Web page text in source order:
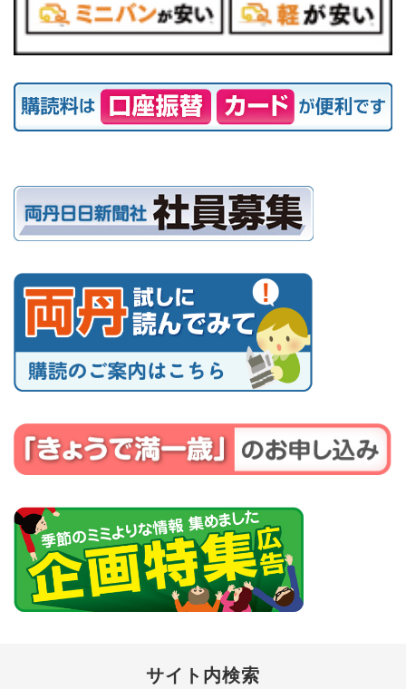
サイト内検索